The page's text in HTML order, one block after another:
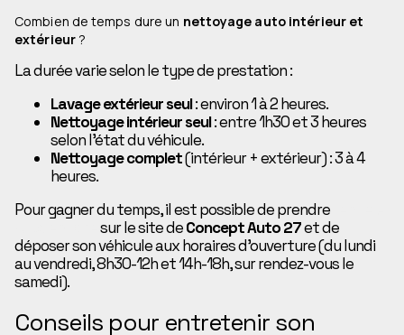
Combien de temps dure un nettoyage auto intérieur et
extérieur?
La durée varie selon le type de prestation :
Lavage extérieur seul: environ 1 à 2 heures.
Nettoyage intérieur seul: entre 1h30 et 3 heures
selon l’état du véhicule.
Nettoyage complet(intérieur + extérieur) : 3 à 4
heures.
Pour gagner du temps, il est possible de prendre
sur le site deConcept Auto 27et de
déposer son véhicule aux horaires d’ouverture (du lundi
au vendredi, 8h30-12h et 14h-18h, sur rendez-vous le
samedi).
Conseils pour entretenir son